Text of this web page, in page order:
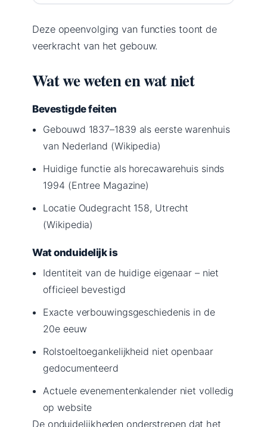
Deze opeenvolging van functies toont de
veerkracht van het gebouw.
Wat we weten en wat niet
Bevestigde feiten
Gebouwd 1837–1839 als eerste warenhuis
van Nederland (Wikipedia)
Huidige functie als horecawarehuis sinds
1994 (Entree Magazine)
Locatie Oudegracht 158, Utrecht
(Wikipedia)
Wat onduidelijk is
Identiteit van de huidige eigenaar – niet
officieel bevestigd
Exacte verbouwingsgeschiedenis in de
20e eeuw
Rolstoeltoegankelijkheid niet openbaar
gedocumenteerd
Actuele evenementenkalender niet volledig
op website
De onduidelijkheden onderstrepen dat het